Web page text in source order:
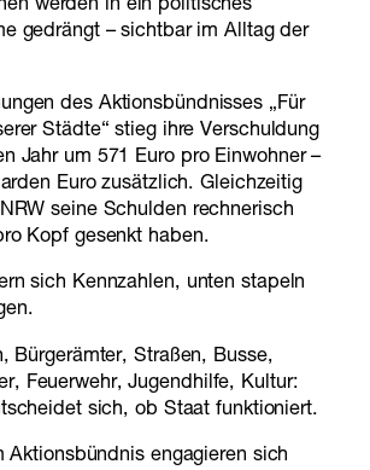
werden in ein politisches
gedrängt – sichtbar im Alltag der
des Aktionsbündnisses „Für
Städte“ stieg ihre Verschuldung
Jahr um 571 Euro pro Einwohner –
Euro zusätzlich. Gleichzeitig
seine Schulden rechnerisch
Kopf gesenkt haben.
sich Kennzahlen, unten stapeln
Bürgerämter, Straßen, Busse,
Feuerwehr, Jugendhilfe, Kultur:
sich, ob Staat funktioniert.
Aktionsbündnis engagieren sich